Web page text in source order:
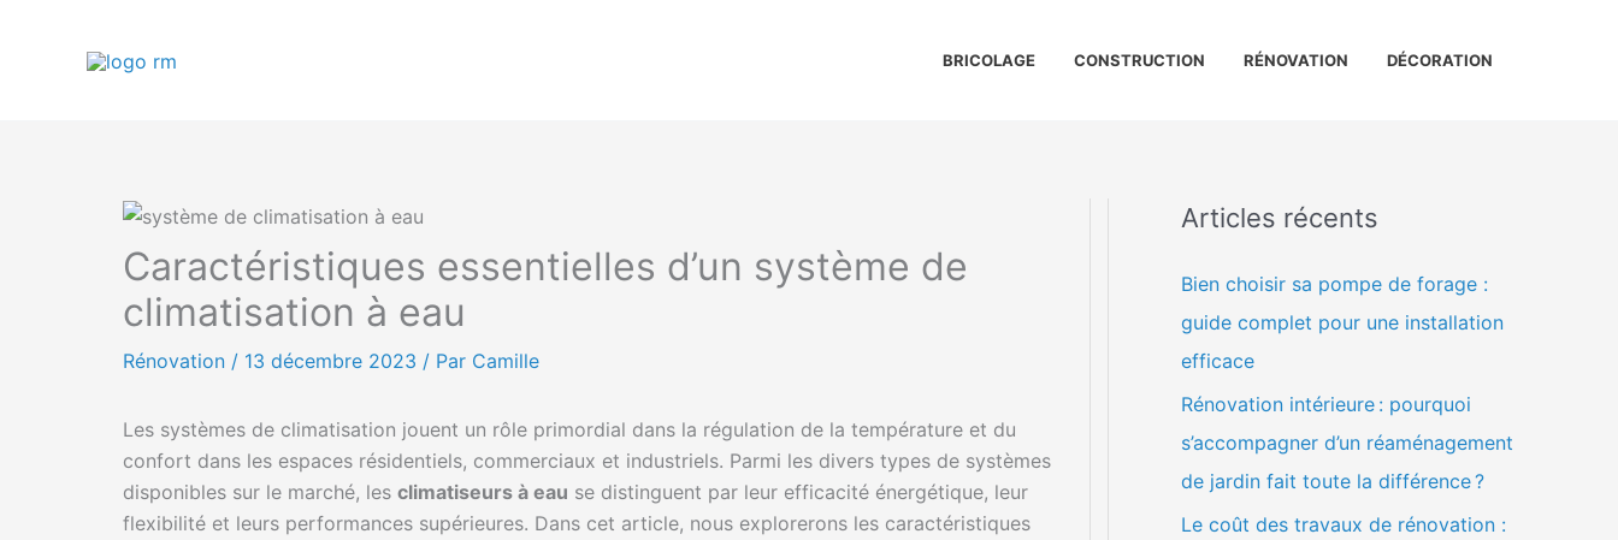
BRICOLAGE CONSTRUCTION RÉNOVATION DÉCORATION
Caractéristiques essentielles d’un système de
climatisation à eau
Rénovation / 13 décembre 2023 / Par Camille
Les systèmes de climatisation jouent un rôle primordial dans la régulation de la température et du
confort dans les espaces résidentiels, commerciaux et industriels. Parmi les divers types de systèmes
disponibles sur le marché, les climatiseurs à eau se distinguent par leur efficacité énergétique, leur
flexibilité et leurs performances supérieures. Dans cet article, nous explorerons les caractéristiques
Articles récents
Bien choisir sa pompe de forage :
guide complet pour une installation
efficace
Rénovation intérieure : pourquoi
s’accompagner d’un réaménagement
de jardin fait toute la différence ?
Le coût des travaux de rénovation :